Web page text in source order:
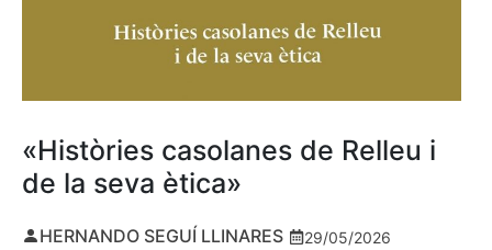
«Històries casolanes de Relleu i
de la seva ètica»
HERNANDO SEGUÍ LLINARES 29/05/2026